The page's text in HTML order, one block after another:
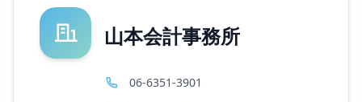
山本会計事務所
06-6351-3901